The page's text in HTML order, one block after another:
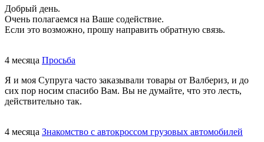
Добрый день.
Очень полагаемся на Ваше содействие.
Если это возможно, прошу направить обратную связь.
4 месяца Просьба
Я и моя Супруга часто заказывали товары от Валбериз, и до
сих пор носим спасибо Вам. Вы не думайте, что это лесть,
действительно так.
4 месяца Знакомство с автокроссом грузовых автомобилей